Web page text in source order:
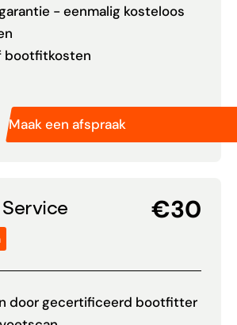
- eenmalig kosteloos
bootfitkosten
Maak een afspraak
€30
door gecertificeerd bootfitter